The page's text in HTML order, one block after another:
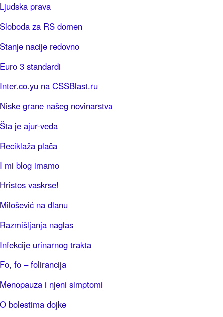
Ljudska prava
Sloboda za RS domen
Stanje nacije redovno
Euro 3 standardi
Inter.co.yu na CSSBlast.ru
Niske grane našeg novinarstva
Šta je ajur-veda
Reciklaža plača
I mi blog imamo
Hristos vaskrse!
Milošević na dlanu
Razmišljanja naglas
Infekcije urinarnog trakta
Fo, fo – folirancija
Menopauza i njeni simptomi
O bolestima dojke